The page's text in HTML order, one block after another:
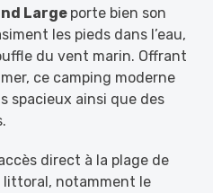
Large porte bien son
les pieds dans l’eau,
du vent marin. Offrant
ce camping moderne
spacieux ainsi que des
direct à la plage de
notamment le